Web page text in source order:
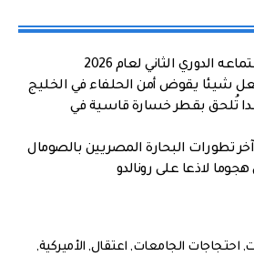
الدوري الثاني لعام 2026
شيئا يقوض أمن الحلفاء في الخليج
تُلحق بقطر خسارة قاسية في
تطورات البحارة المصريين بالصومال
لاذعا على رونالدو
, احتجاجات الجامعات, اعتقال, الأميركية,